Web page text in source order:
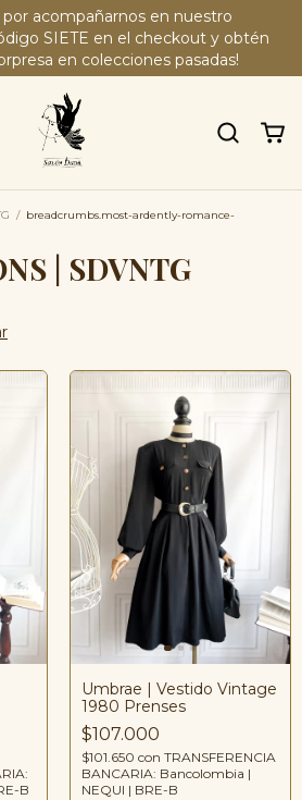
por acompañarnos en nuestro
SIETE en el checkout y obtén
en colecciones pasadas!
/ breadcrumbs.most-ardently-romance-
| SDVNTG
B
Umbrae | Vestido Vintage
1980 Prenses
$107.000
$101.650 con TRANSFERENCIA
BANCARIA: Bancolombia |
NEQUI | BRE-B